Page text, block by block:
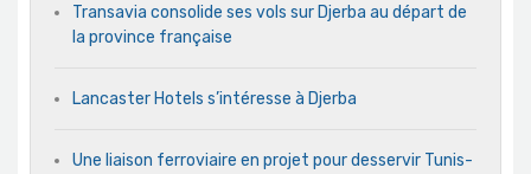
Transavia consolide ses vols sur Djerba au départ de
la province française
Lancaster Hotels s’intéresse à Djerba
Une liaison ferroviaire en projet pour desservir Tunis-